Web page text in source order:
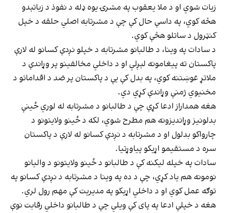
زیات شوي او د ملا یعقوب په مشرۍ یوه ډله د نفوذ د زیاتېدو
هڅه کوي، په داسې حال کې چې د مشرتابه اصلي حلقه د خپل
کنټرول د ساتلو هڅې کوي.
د سادات په وینا، د طالبانو مشرتابه د خپلو نږدې کسانو له لارې
پاکستان ته پیغامونه لېږلي او د داخلي مخالفینو پر وړاندې د
ملاتړ غوښتنه کوي، په بدل کې یې د پاکستان پر ضد د اقداماتو د
مخنیوي ژمنې وړاندې کړي دي.
هغه همداراز ادعا کړې چې د طالبانو د مشرتابه له لوري ځینې
بدلونیز وړاندیزونه هم مطرح شوي، لکه د ځینو ولایتونو د
چارواکو بدلول او د مشرتابه د نږدې کسانو له لارې د پاکستان
سره د مستقیمو اړیکو پیاوړتیا.
سادات په خپله لیکنه کې د طالبانو د ځینو ولایتونو د والیانو
نومونه هم یاد کړي، چې د ده په وینا د مشرتابه د نږدې کسانو په
توګه عمل کوي او د داخلي اړیکو په مدیریت کې مهم رول لري.
هغه د خپلې ادعا په پای کې ویلي چې د طالبانو داخلي رقابت نوې